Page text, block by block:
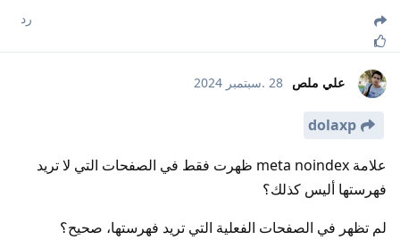
رد
علي ملص 28 .سبتمبر 2024
dolaxp
علامة meta noindex ظهرت فقط في الصفحات التي لا تريد
فهرستها أليس كذلك؟
لم تظهر في الصفحات الفعلية التي تريد فهرستها، صحيح؟